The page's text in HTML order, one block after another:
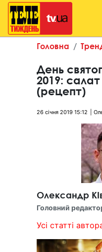
Головна
День
2019:
(рецепт)
26 січня 2019 15:12
Олександр
Головний
Усі статті